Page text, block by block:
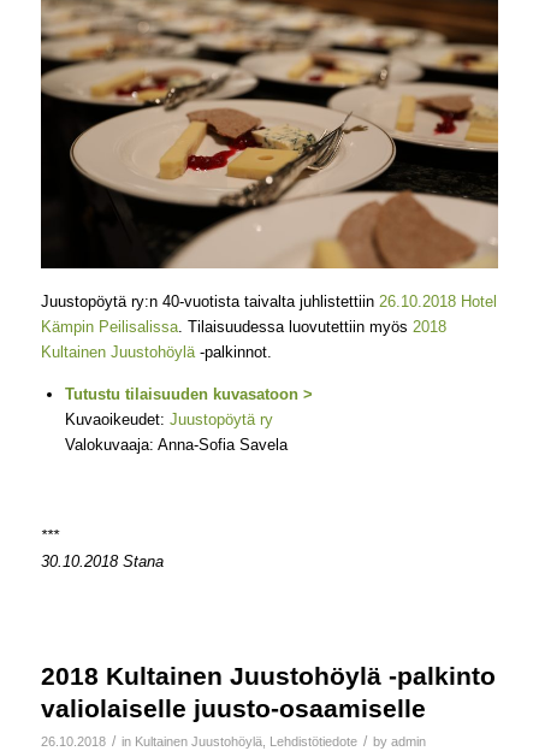
Juustopöytä ry:n 40-vuotista taivalta juhlistettiin 26.10.2018 Hotel
Kämpin Peilisalissa. Tilaisuudessa luovutettiin myös 2018
Kultainen Juustohöylä-palkinnot.
Tutustu tilaisuuden kuvasatoon >
Kuvaoikeudet: Juustopöytä ry
Valokuvaaja: Anna-Sofia Savela
***
30.10.2018 Stana
2018 Kultainen Juustohöylä -palkinto
valiolaiselle juusto-osaamiselle
26.10.2018 / in Kultainen Juustohöylä, Lehdistötiedote / by admin